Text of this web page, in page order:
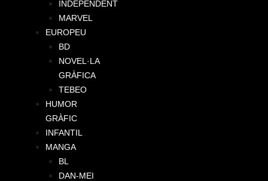
INDEPENDENT
MARVEL
EUROPEU
BD
NOVEL·LA
GRÀFICA
TEBEO
HUMOR
GRÀFIC
INFANTIL
MANGA
BL
DAN-MEI